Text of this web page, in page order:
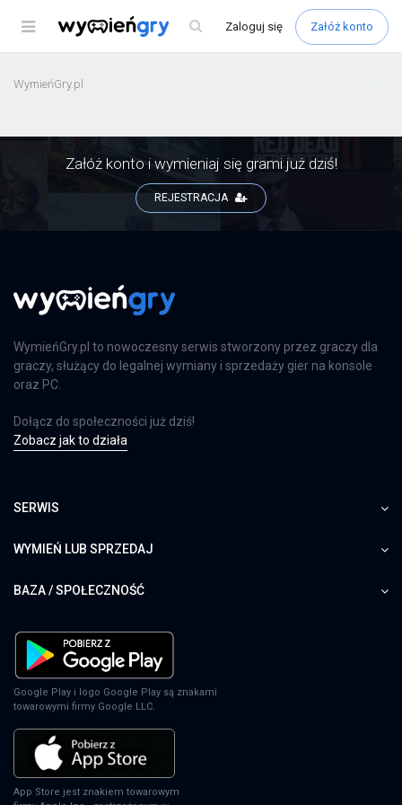
Menu Zaloguj się Załóż konto
WymieńGry.pl
Załóż konto i wymieniaj się grami już dziś!
REJESTRACJA
WymieńGry.pl to nowoczesny serwis stworzony przez graczy dla
graczy, służący do legalnej wymiany i sprzedaży gier na konsole
oraz PC.
Dołącz do społeczności już dziś!
Zobacz jak to działa
SERWIS
WYMIEŃ LUB SPRZEDAJ
BAZA / SPOŁECZNOŚĆ
Google Play i logo Google Play są znakami
towarowymi firmy Google LLC.
App Store jest znakiem towarowym